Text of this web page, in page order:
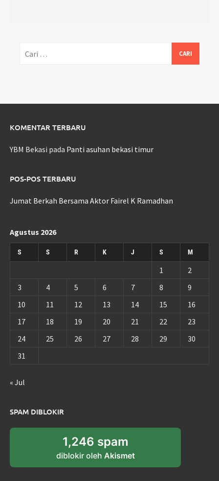
untuk:
KOMENTAR TERBARU
YBM Bekasi pada Panti asuhan bekasi timur
POS-POS TERBARU
Jumat Berkah Bersama Aktor Fairel K Ramadhan
Agustus 2026
S S R K J S M
1
2
3
4 5 6 7 8
9
10
11 12 13 14 15
16
17
18 19 20 21 22
23
24
25 26 27 28 29
30
31
« Jul
SPAM DIBLOKIR
1,246 spam
diblokir oleh Akismet